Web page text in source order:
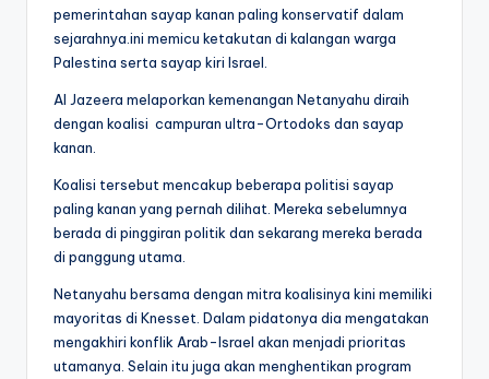
pemerintahan sayap kanan paling konservatif dalam
sejarahnya.ini memicu ketakutan di kalangan warga
Palestina serta sayap kiri Israel.
Al Jazeera melaporkan kemenangan Netanyahu diraih
dengan koalisi campuran ultra-Ortodoks dan sayap
kanan.
Koalisi tersebut mencakup beberapa politisi sayap
paling kanan yang pernah dilihat. Mereka sebelumnya
berada di pinggiran politik dan sekarang mereka berada
di panggung utama.
Netanyahu bersama dengan mitra koalisinya kini memiliki
mayoritas di Knesset. Dalam pidatonya dia mengatakan
mengakhiri konflik Arab-Israel akan menjadi prioritas
utamanya. Selain itu juga akan menghentikan program